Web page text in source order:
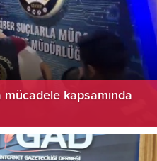
kapsamında